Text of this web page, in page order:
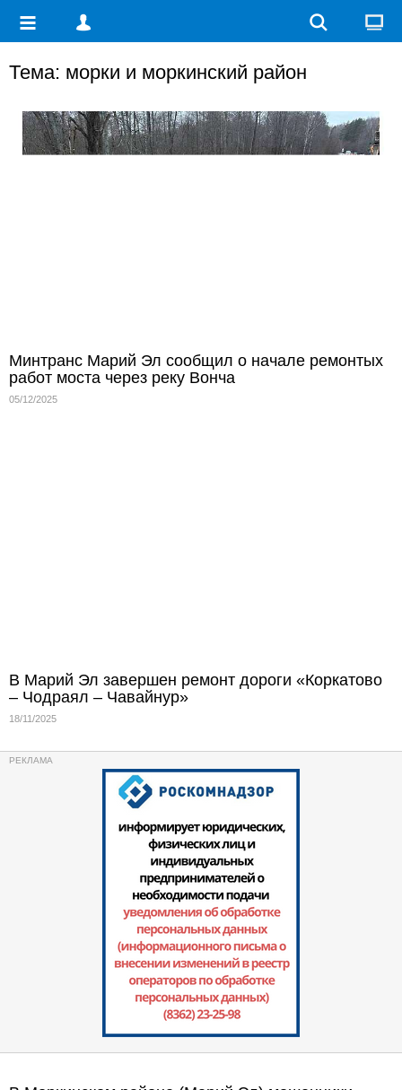
Тема: морки и моркинский район
Минтранс Марий Эл сообщил о начале ремонтых
работ моста через реку Вонча
05/12/2025
В Марий Эл завершен ремонт дороги «Коркатово
– Чодраял – Чавайнур»
18/11/2025